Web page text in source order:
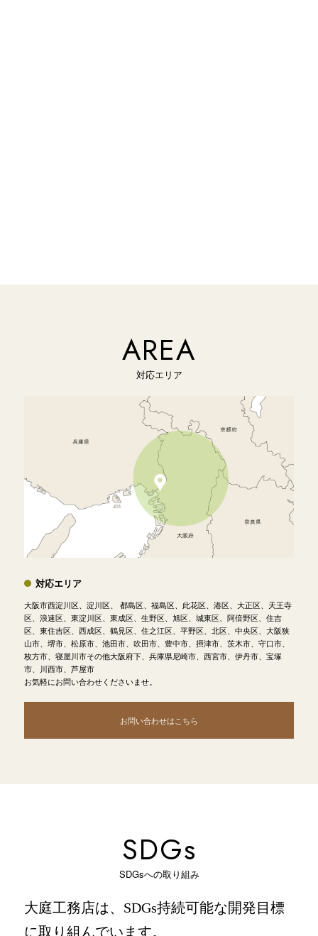
AREA
対応エリア
対応エリア
大阪市西淀川区、淀川区、 都島区、福島区、此花区、港区、大正区、天王寺
区、浪速区、東淀川区、東成区、生野区、旭区、城東区、阿倍野区、住吉
区、東住吉区、西成区、鶴見区、住之江区、平野区、北区、中央区、大阪狭
山市、堺市、松原市、池田市、吹田市、豊中市、摂津市、茨木市、守口市、
枚方市、寝屋川市その他大阪府下、兵庫県尼崎市、西宮市、伊丹市、宝塚
市、川西市、芦屋市
お気軽にお問い合わせくださいませ。
お問い合わせはこちら
SDGs
SDGsへの取り組み
大庭工務店は、 SDGs持続可能な開発目標
に取り組んでいます。